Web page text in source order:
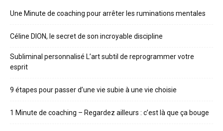
Une Minute de coaching pour arrêter les ruminations mentales
Céline DION, le secret de son incroyable discipline
Subliminal personnalisé L’art subtil de reprogrammer votre
esprit
9 étapes pour passer d’une vie subie à une vie choisie
1 Minute de coaching – Regardez ailleurs : c’est là que ça bouge